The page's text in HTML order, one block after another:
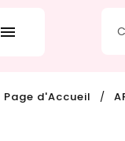

Page d'Accueil